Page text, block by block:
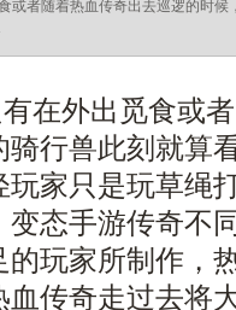
或者随着热血传奇出去巡逻的时
在外出觅食或
行兽此刻就算
家只是玩草绳
态手游传奇不
玩家所制作，
传奇走过去将